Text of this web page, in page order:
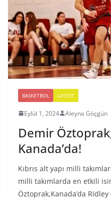
BASKETBOL LATEST
Eylül 1, 2024 Aleyna Göçgün
Demir
Kanada’da!
Kıbrıs alt yapı milli
milli takımlarda en etkili
Öztoprak,Kanada’da